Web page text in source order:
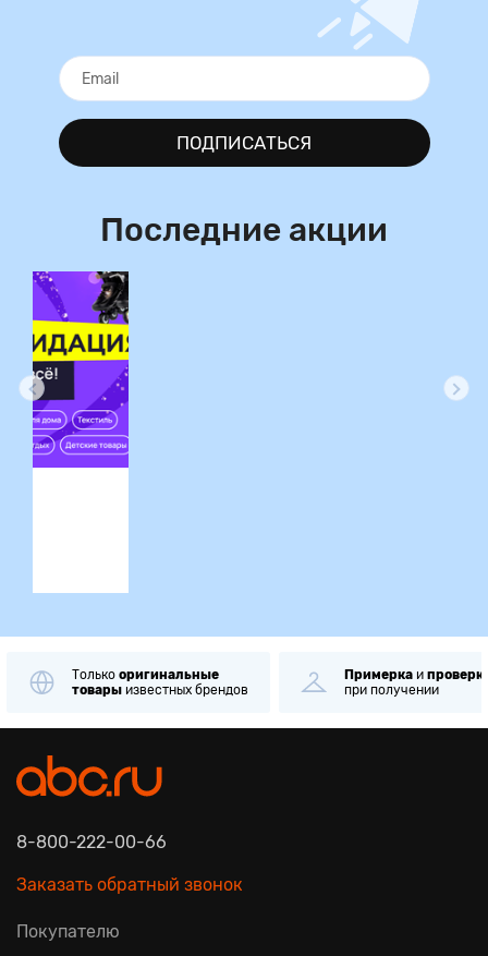
ПОДПИСАТЬСЯ
Последние акции
Только оригинальные
товары известных брендов
Примерка и
при получении
8-800-222-00-66
Заказать обратный звонок
Покупателю